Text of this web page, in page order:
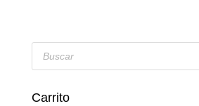
Búsqueda
Carrito